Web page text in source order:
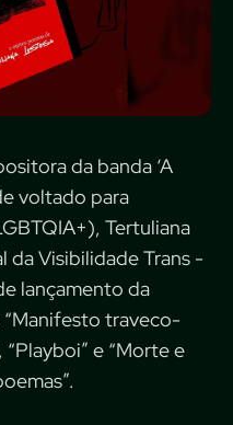
da banda ‘A
voltado para
Tertuliana
da Visibilidade Trans -
lançamento da
traveco-
e “Morte e